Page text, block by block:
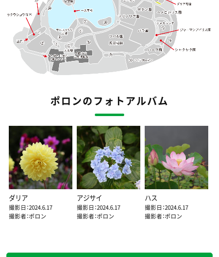
ポロンのフォトアルバム
ダリア
撮影日：2024.6.17
撮影者：ポロン
アジサイ
撮影日：2024.6.17
撮影者：ポロン
ハス
撮影日：2024.6.17
撮影者：ポロン